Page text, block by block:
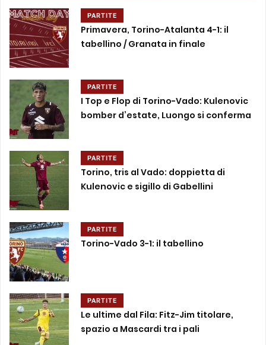
PARTITE
Primavera, Torino-Atalanta 4-1: il
tabellino / Granata in finale
PARTITE
I Top e Flop di Torino-Vado: Kulenovic
bomber d’estate, Luongo si conferma
PARTITE
Torino, tris al Vado: doppietta di
Kulenovic e sigillo di Gabellini
PARTITE
Torino-Vado 3-1: il tabellino
PARTITE
Le ultime dal Fila: Fitz-Jim titolare,
spazio a Mascardi tra i pali